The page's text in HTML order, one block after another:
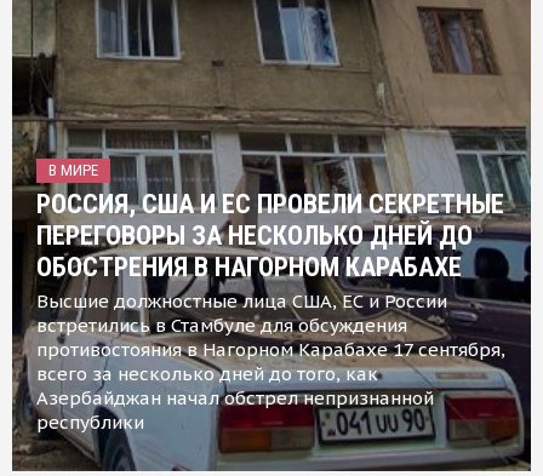
В МИРЕ
РОССИЯ, США И ЕС ПРОВЕЛИ СЕКРЕТНЫЕ
ПЕРЕГОВОРЫ ЗА НЕСКОЛЬКО ДНЕЙ ДО
ОБОСТРЕНИЯ В НАГОРНОМ КАРАБАХЕ
Высшие должностные лица США, ЕС и России
встретились в Стамбуле для обсуждения
противостояния в Нагорном Карабахе 17 сентября,
всего за несколько дней до того, как
Азербайджан начал обстрел непризнанной
республики